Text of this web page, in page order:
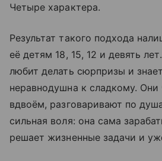
Четыре характера.
Результат такого подхода
её детям 18, 15, 12 и девять
любит делать сюрпризы и
неравнодушна к сладкому. Они
вдвоём, разговаривают по
сильная воля: она сама
решает жизненные задачи и